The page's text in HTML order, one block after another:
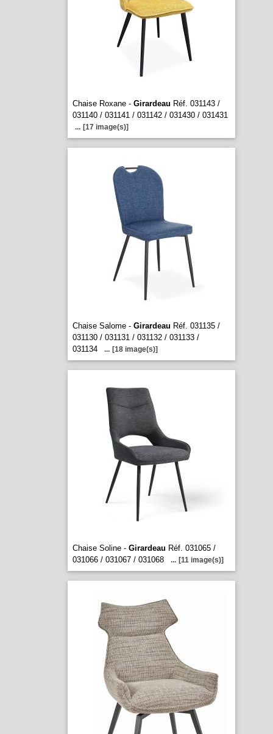
Chaise Roxane - Girardeau Réf. 031143 /
031140 / 031141 / 031142 / 031430 / 031431
... [17 image(s)]
Chaise Salome - Girardeau Réf. 031135 /
031130 / 031131 / 031132 / 031133 /
031134
... [18 image(s)]
Chaise Soline - Girardeau Réf. 031065 /
031066 / 031067 / 031068
... [11 image(s)]